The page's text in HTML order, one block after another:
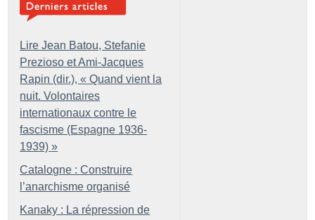
Lire Jean Batou, Stefanie
Prezioso et Ami-Jacques
Rapin (dir.), « Quand vient la
nuit. Volontaires
internationaux contre le
fascisme (Espagne 1936-
1939) »
Catalogne : Construire
l’anarchisme organisé
Kanaky : La répression de